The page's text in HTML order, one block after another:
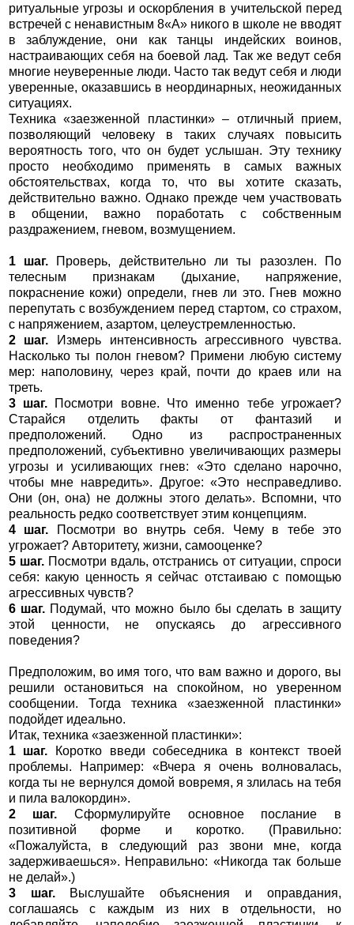
ритуальные угрозы и оскорбления в учительской перед
встречей с ненавистным 8«А» никого в школе не вводят
в заблуждение, они как танцы индейских воинов,
настраивающих себя на боевой лад. Так же ведут себя
многие неуверенные люди. Часто так ведут себя и люди
уверенные, оказавшись в неординарных, неожиданных
ситуациях.
Техника «заезженной пластинки» – отличный прием,
позволяющий человеку в таких случаях повысить
вероятность того, что он будет услышан. Эту технику
просто необходимо применять в самых важных
обстоятельствах, когда то, что вы хотите сказать,
действительно важно. Однако прежде чем участвовать
в общении, важно поработать с собственным
раздражением, гневом, возмущением.
1 шаг.Проверь, действительно ли ты разозлен. По
телесным признакам (дыхание, напряжение,
покраснение кожи) определи, гнев ли это. Гнев можно
перепутать с возбуждением перед стартом, со страхом,
с напряжением, азартом, целеустремленностью.
2 шаг. Измерь интенсивность агрессивного чувства.
Насколько ты полон гневом? Примени любую систему
мер: наполовину, через край, почти до краев или на
треть.
3 шаг.Посмотри вовне. Что именно тебе угрожает?
Старайся отделить факты от фантазий и
предположений. Одно из распространенных
предположений, субъективно увеличивающих размеры
угрозы и усиливающих гнев: «Это сделано нарочно,
чтобы мне навредить». Другое: «Это несправедливо.
Они (он, она) не должны этого делать». Вспомни, что
реальность редко соответствует этим концепциям.
4 шаг. Посмотри во внутрь себя. Чему в тебе это
угрожает? Авторитету, жизни, самооценке?
5 шаг.Посмотри вдаль, отстранись от ситуации, спроси
себя: какую ценность я сейчас отстаиваю с помощью
агрессивных чувств?
6 шаг. Подумай, что можно было бы сделать в защиту
этой ценности, не опускаясь до агрессивного
поведения?
Предположим, во имя того, что вам важно и дорого, вы
решили остановиться на спокойном, но уверенном
сообщении. Тогда техника «заезженной пластинки»
подойдет идеально.
Итак, техника «заезженной пластинки»:
1 шаг. Коротко введи собеседника в контекст твоей
проблемы. Например: «Вчера я очень волновалась,
когда ты не вернулся домой вовремя, я злилась на тебя
и пила валокордин».
2 шаг. Сформулируйте основное послание в
позитивной форме и коротко. (Правильно:
«Пожалуйста, в следующий раз звони мне, когда
задерживаешься». Неправильно: «Никогда так больше
не делай».)
3 шаг.Выслушайте объяснения и оправдания,
соглашаясь с каждым из них в отдельности, но